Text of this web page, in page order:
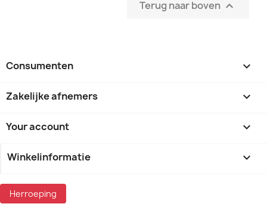
Terug naar boven 
Consumenten 
Zakelijke afnemers 
Your account 
Winkelinformatie keyboard_arrow_down
Herroeping